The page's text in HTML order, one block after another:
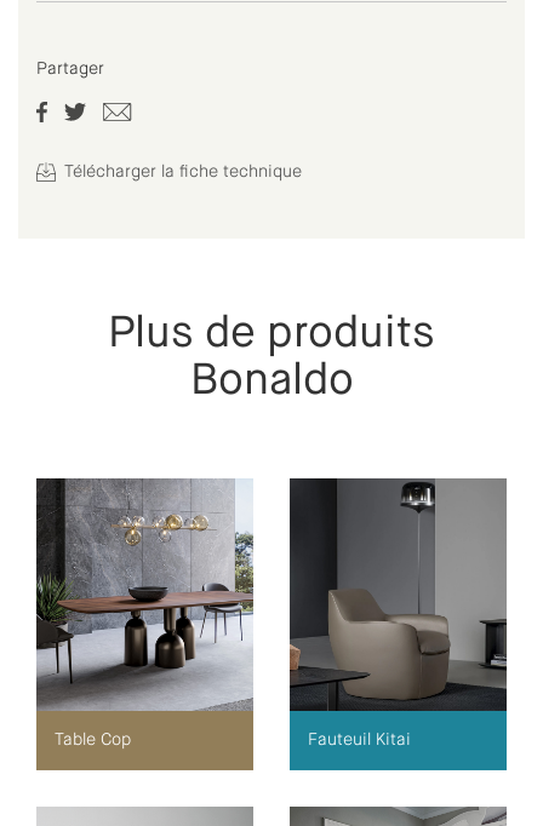
Partager
Télécharger la fiche technique
Plus de produits
Bonaldo
Table Cop Fauteuil Kitai